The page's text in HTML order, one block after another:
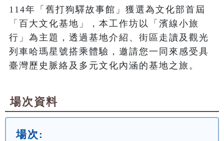
114年「舊打狗驛故事館」獲選為文化部首屆
「百大文化基地」，本工作坊以「濱線小旅
行」為主題，透過基地介紹、街區走讀及觀光
列車哈瑪星號搭乘體驗，邀請您一同來感受具
臺灣歷史脈絡及多元文化內涵的基地之旅。
場次資料
場次: